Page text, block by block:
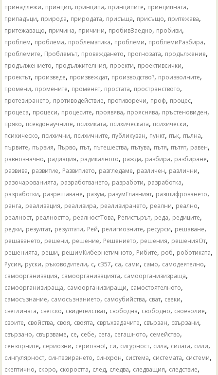
принадлежи, принцип, принципа, принципите, принципната,
припадъци, природа, природата, присъща, присъщо, притежава,
притежаващо, причина, причини, пробивЗаедно, пробиви,
проблем, проблема, проблематика, проблеми, проблемиРазбира,
проблемите, Проблемът, провеждането, прогнозата, продължение,
продължението, продължителния, проекти, проективсички,
проектът, произведе, произвеждат, производство?, произволните,
промени, промените, променят, простата, пространството,
протезирането, противодействие, противоречи, проф, процес,
процеса, процеси, процесите, проявява, прояснява, пръстеновиден,
пряко, псевдонаучните, психиката, психическата, психически,
психическо, психични, психичните, публикуван, пункт, пък, пълна,
първите, първия, Първо, път, пътешества, пътува, пътя, пътят, равен,
равнозначно, радиация, радикалното, ражда, разбира, разбиране,
развива, развитие, Развитието, разгледаме, различен, различни,
разочарованията, разработването, разработи, разработка,
разработки, разрешаване, разум, разумГлавният, разшифроването,
ранга, реализация, реализира, реализирането, реални, реално,
реалност, реалностто, реалностТова, Регистърът, реда, редиците,
редки, резултат, резултати, Рей, религиозните, ресурси, решаване,
решаването, решени, решение, Решението, решения, решенияОт,
решенията, реши, решимКибернетичното, Рибите, роб, роботиката,
Русия, руски, ръководители, с, с357, са, сами, само, самодеятелно,
самоорганизация, самоорганизацията, самоорганизизраща,
самоорганизираща, самоорганизиращи, самостоятелното,
самосъзнание, самосъзнанието, самоубийства, сват, свеки,
светлината, светско, свидетелстват, свободна, свободно, своеволие,
своите, свойства, своя, своята, свръхзадачите, свързан, свързани,
свързано, свързваме, се, себе, сега, сегашното, семейство,
сензорните, сериозни, сериозно!, си, сигурност, сила, силата, сили,
сингулярност, синтезирането, синхрон, система, системата, системи,
скептично, скоро, скоростта, след, следва, следващия, следствие,